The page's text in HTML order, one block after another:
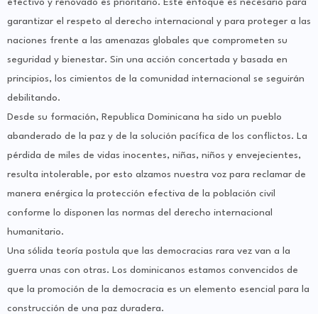
efectivo y renovado es prioritario. Este enfoque es necesario para
garantizar el respeto al derecho internacional y para proteger a las
naciones frente a las amenazas globales que comprometen su
seguridad y bienestar. Sin una acción concertada y basada en
principios, los cimientos de la comunidad internacional se seguirán
debilitando.
Desde su formación, Republica Dominicana ha sido un pueblo
abanderado de la paz y de la solución pacífica de los conflictos. La
pérdida de miles de vidas inocentes, niñas, niños y envejecientes,
resulta intolerable, por esto alzamos nuestra voz para reclamar de
manera enérgica la protección efectiva de la población civil
conforme lo disponen las normas del derecho internacional
humanitario.
Una sólida teoría postula que las democracias rara vez van a la
guerra unas con otras. Los dominicanos estamos convencidos de
que la promoción de la democracia es un elemento esencial para la
construcción de una paz duradera.